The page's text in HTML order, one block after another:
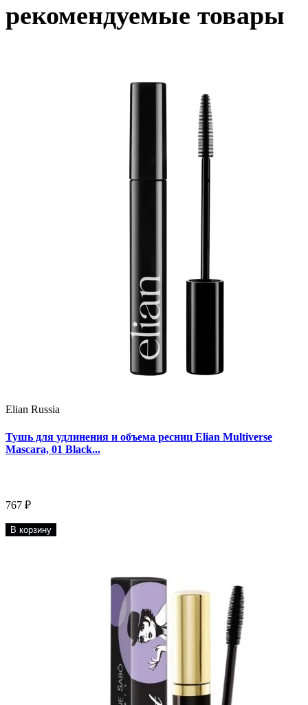
рекомендуемые товары
Elian Russia
Тушь для удлинения и объема ресниц Elian Multiverse
Mascara, 01 Black...
767 ₽
В корзину